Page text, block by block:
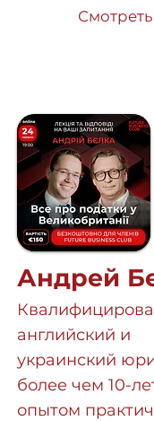
Андрей
английский и
украинский
более чем 10-
опытом